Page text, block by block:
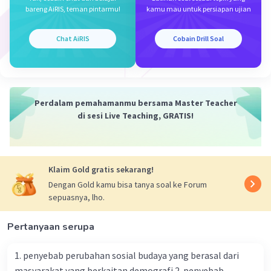
Namun, disisi lain kita juga perlu waspada
penyebaran informasi yang salah dan masalah
harus bijak dalam menggunakan teknologi,
menjaga nilai-nilai budaya dan sosial kita.
Hairil H
jawaban adalah burung garuda
Zulva Y Level 22
bareng AiRIS, teman pintarmu!
Chat AiRIS
kamu mau untuk persiapan ujian
Cobain Drill Soal
Perdalam pemahamanmu bersama Master Teacher
di sesi Live Teaching, GRATIS!
Klaim Gold gratis sekarang!
Dengan Gold kamu bisa tanya soal ke Forum
sepuasnya, lho.
Pertanyaan serupa
1. penyebab perubahan sosial budaya yang berasal dari